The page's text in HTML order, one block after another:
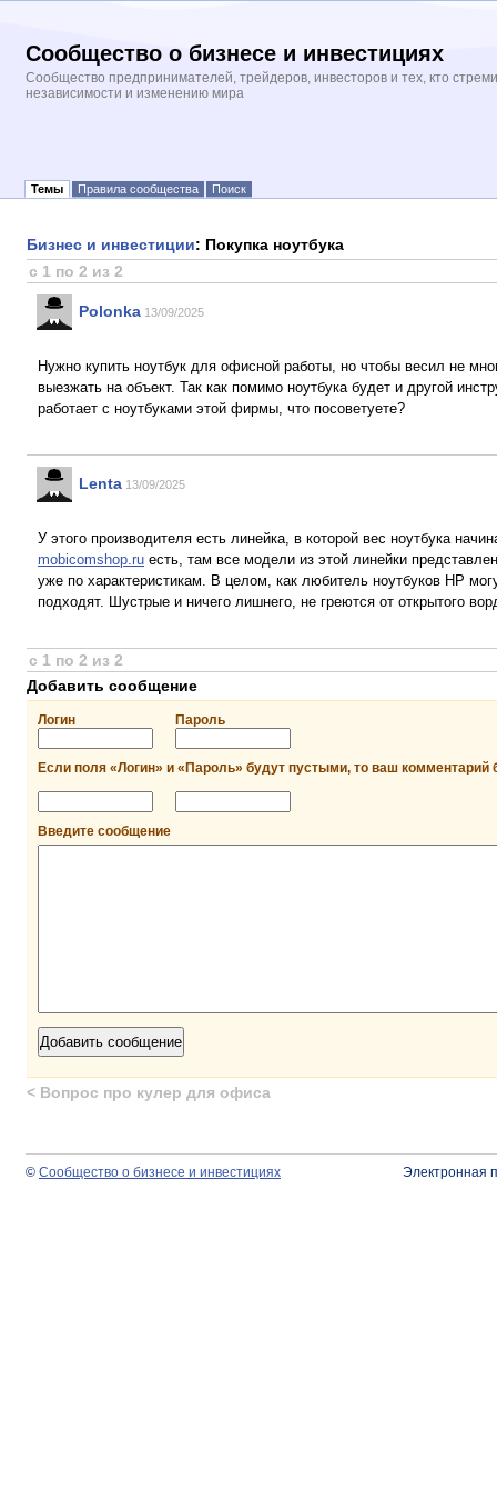
Сообщество о бизнесе и инвестициях
Сообщество предпринимателей, трейдеров, инвесторов и тех, кто
независимости и изменению мира
Темы Правила сообщества Поиск
Бизнес и инвестиции: Покупка ноутбука
с 1 по 2 из 2
Polonka 13/09/2025
Нужно купить ноутбук для офисной работы, но чтобы весил не
выезжать на объект. Так как помимо ноутбука будет и другой
работает с ноутбуками этой фирмы, что посоветуете?
Lenta 13/09/2025
У этого производителя есть линейка, в которой вес ноутбука
mobicomshop.ru есть, там все модели из этой линейки
уже по характеристикам. В целом, как любитель ноутбуков НР
подходят. Шустрые и ничего лишнего, не греются от открытого
с 1 по 2 из 2
Добавить сообщение
Логин Пароль
Если поля «Логин» и «Пароль» будут пустыми, то ваш комментарий
Введите сообщение
< Вопрос про кулер для офиса
© Сообщество о бизнесе и инвестициях Электронная